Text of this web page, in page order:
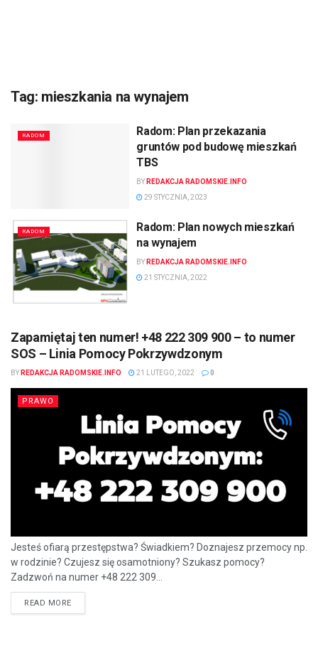
Tag: mieszkania na wynajem
RADOM
Radom: Plan przekazania
gruntów pod budowę mieszkań
TBS
BY REDAKCJA RADOMSKIE.INFO
29 STYCZNIA, 2023
RADOM
Radom: Plan nowych mieszkań
na wynajem
BY REDAKCJA RADOMSKIE.INFO
21 STYCZNIA, 2022
Zapamiętaj ten numer! +48 222 309 900 – to numer
SOS – Linia Pomocy Pokrzywdzonym
BY REDAKCJA RADOMSKIE.INFO 21 LUTEGO, 2022 0
PRAWO
Jesteś ofiarą przestępstwa? Świadkiem? Doznajesz przemocy np.
w rodzinie? Czujesz się osamotniony? Szukasz pomocy?
Zadzwoń na numer +48 222 309...
READ MORE